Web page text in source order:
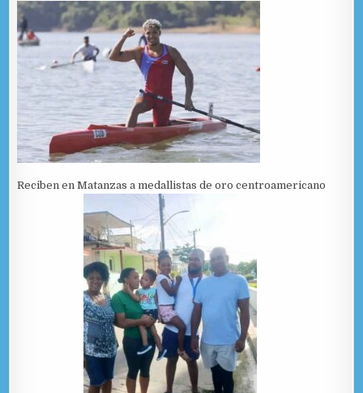
Reciben en Matanzas a medallistas de oro centroamericano